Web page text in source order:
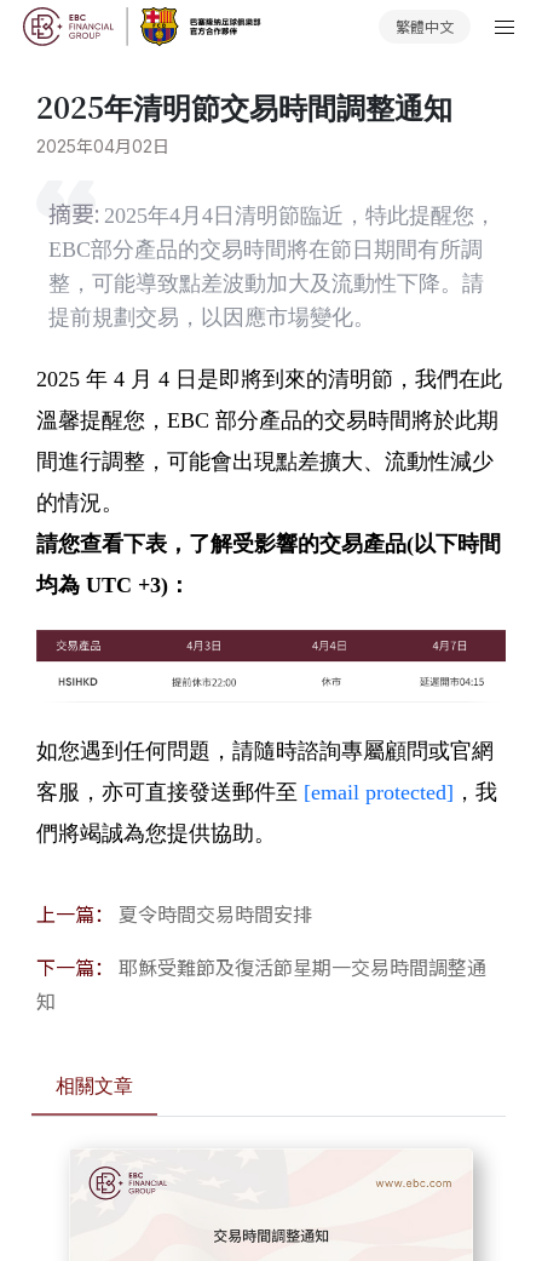
繁體中文
2025年清明節交易時間調整通知
2025年04月02日
摘要: 2025年4月4日清明節臨近，特此提醒您，
EBC部分產品的交易時間將在節日期間有所調
整，可能導致點差波動加大及流動性下降。請
提前規劃交易，以因應市場變化。
2025 年 4 月 4 日是即將到來的清明節，我們在此
溫馨提醒您，EBC 部分產品的交易時間將於此期
間進行調整，可能會出現點差擴大、流動性減少
的情況。
請您查看下表，了解受影響的交易產品(以下時間
均為 UTC +3)：
如您遇到任何問題，請隨時諮詢專屬顧問或官網
客服，亦可直接發送郵件至 [email protected] ，我
們將竭誠為您提供協助。
上一篇： 夏令時間交易時間安排
下一篇：
耶穌受難節及復活節星期一交易時間調整通
知
相關文章